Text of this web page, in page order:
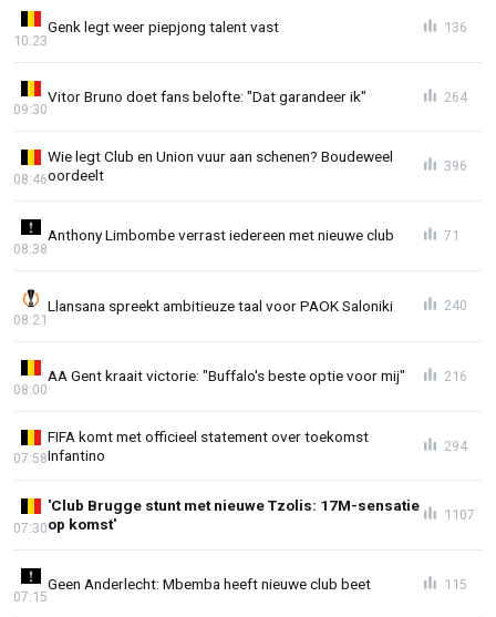
Genk legt weer piepjong talent vast
10:23
136
Vitor Bruno doet fans belofte: "Dat garandeer ik"
09:30
264
Wie legt Club en Union vuur aan schenen? Boudeweel
oordeelt
08:46
396
Anthony Limbombe verrast iedereen met nieuwe club
08:38
71
Llansana spreekt ambitieuze taal voor PAOK Saloniki
08:21
240
AA Gent kraait victorie: "Buffalo's beste optie voor mij"
08:00
216
FIFA komt met officieel statement over toekomst
Infantino
07:58
294
'Club Brugge stunt met nieuwe Tzolis: 17M-sensatie
op komst'
07:30
1107
Geen Anderlecht: Mbemba heeft nieuwe club beet
07:15
115